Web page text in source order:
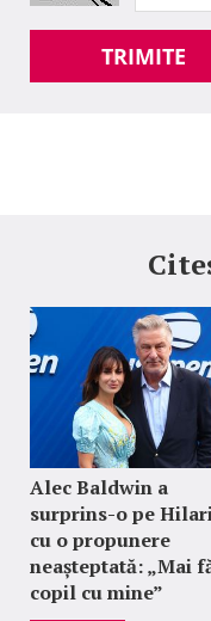
TRIMITE
Alec Baldwin a
surprins-o pe
cu o propunere
neașteptată: „Mai
copil cu mine”